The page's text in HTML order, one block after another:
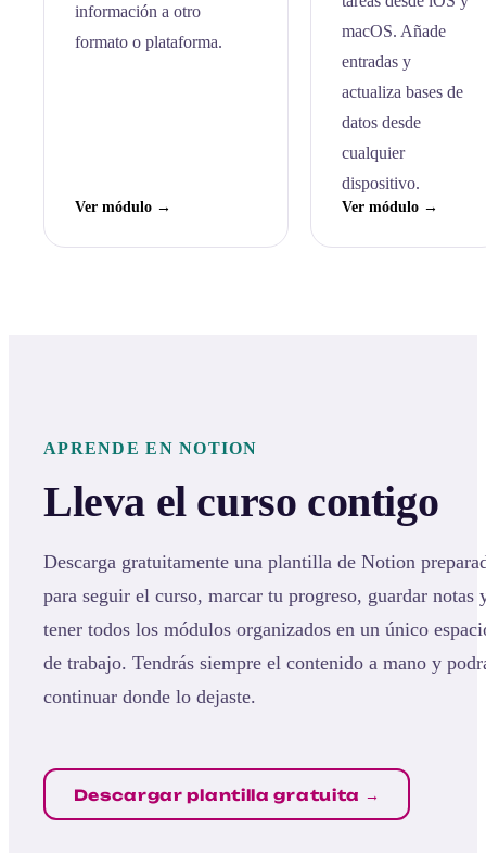
información a otro
formato o plataforma.
Ver módulo →
macOS. Añade
entradas y
actualiza bases de
datos desde
cualquier
dispositivo.
Ver módulo →
APRENDE EN NOTION
Lleva el curso contigo
Descarga gratuitamente una plantilla de Notion
para seguir el curso, marcar tu progreso, guardar notas
tener todos los módulos organizados en un único
de trabajo. Tendrás siempre el contenido a mano y
continuar donde lo dejaste.
Descargar plantilla gratuita →